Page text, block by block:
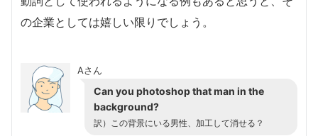
の企業としては嬉しい限りでしょう。
Aさん
Can you photoshop that man in the
background?
訳）この背景にいる男性、加工して消せる？